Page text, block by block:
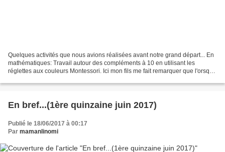
Quelques activités que nous avions réalisées avant notre grand départ... En
mathématiques: Travail autour des compléments à 10 en utilisant les
réglettes aux couleurs Montessori. Ici mon fils me fait remarquer que l'orsqu'il
En bref...(1ère quinzaine juin 2017)
Publié le 18/06/2017 à 00:17
Par mamanlinomi